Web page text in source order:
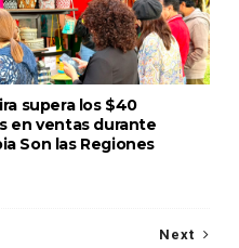
supera los $40
en ventas durante
Son las Regiones
Next